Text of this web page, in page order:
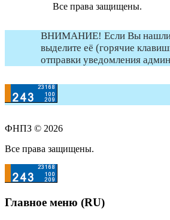
Все права защищены.
ВНИМАНИЕ! Если Вы нашли
выделите её (горячие
отправки уведомления
ФНПЗ © 2026
Все права защищены.
Главное меню (RU)